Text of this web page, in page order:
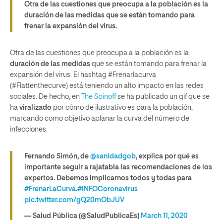
Otra de las cuestiones que preocupa a la población es la
duración de las medidas que se están tomando para
frenar la expansión del virus.
Otra de las cuestiones que preocupa a la población es la
duración de las medidas que se están tomando para frenar la
expansión del virus. El hashtag #Frenarlacurva
(#Flattenthecurve) está teniendo un alto impacto en las redes
sociales. De hecho, en
The Spinoffse ha publicado un gif que se
ha viralizado por cómo de ilustrativo es para la población,
marcando como objetivo aplanar la curva del número de
infecciones.
Fernando Simón, de @sanidadgob, explica por qué es
importante seguir a rajatabla las recomendaciones de los
expertos. Debemos implicarnos todos y todas para
#FrenarLaCurva.#INFOCoronavirus
pic.twitter.com/gQ20mObJUV
— Salud Pública (@SaludPublicaEs) March 11, 2020